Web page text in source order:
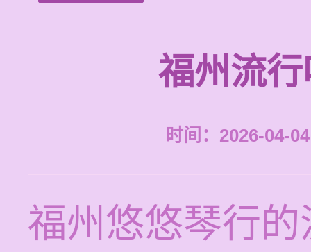
福州流
时间：2026-04-
福州悠悠琴行